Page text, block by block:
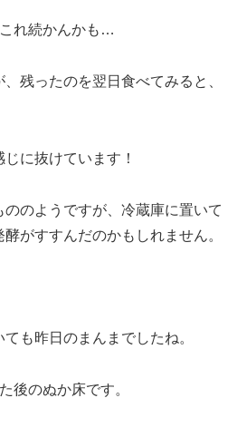
れ続かんかも…
残ったのを翌日食べてみると、
に抜けています！
のようですが、冷蔵庫に置いて
がすすんだのかもしれません。
も昨日のまんまでしたね。
後のぬか床です。